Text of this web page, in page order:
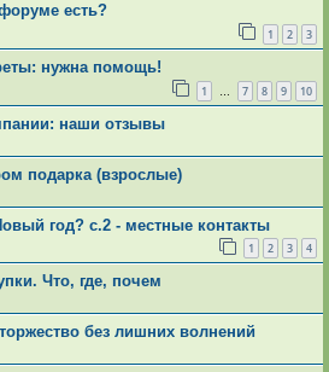
есть?
1 2 3
нужна помощь!
1 … 7 8 9 10
наши отзывы
подарка (взрослые)
год? с.2 - местные контакты
1 2 3 4
Что, где, почем
без лишних волнений